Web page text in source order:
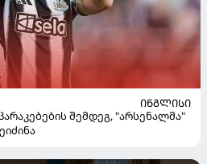
ᲘᲜᲒᲚᲘᲡᲘ
შემდეგ, "არსენალმა"